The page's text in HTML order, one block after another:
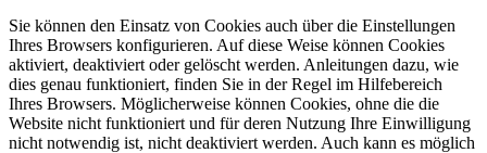
Sie können den Einsatz von Cookies auch über die Einstellungen
Ihres Browsers konfigurieren. Auf diese Weise können Cookies
aktiviert, deaktiviert oder gelöscht werden. Anleitungen dazu, wie
dies genau funktioniert, finden Sie in der Regel im Hilfebereich
Ihres Browsers. Möglicherweise können Cookies, ohne die die
Website nicht funktioniert und für deren Nutzung Ihre Einwilligung
nicht notwendig ist, nicht deaktiviert werden. Auch kann es möglich